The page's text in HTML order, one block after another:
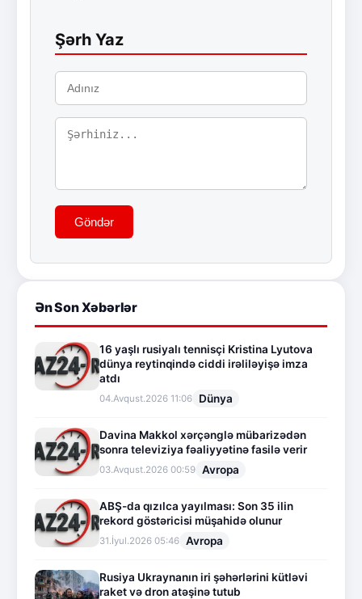
Şərh Yaz
Göndər
Ən Son Xəbərlər
16 yaşlı rusiyalı tennisçi Kristina Lyutova
dünya reytinqində ciddi irəliləyişə imza
atdı
04.Avqust.2026 11:06 Dünya
Davina Makkol xərçənglə mübarizədən
sonra televiziya fəaliyyətinə fasilə verir
03.Avqust.2026 00:59 Avropa
ABŞ-da qızılca yayılması: Son 35 ilin
rekord göstəricisi müşahidə olunur
31.İyul.2026 05:46 Avropa
Rusiya Ukraynanın iri şəhərlərini kütləvi
raket və dron atəşinə tutub